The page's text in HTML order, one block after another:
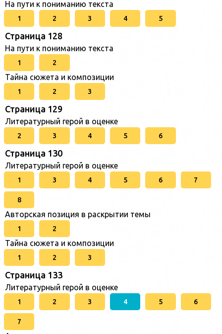
На пути к пониманию текста
1 2 3 4 5
Страница 128
На пути к пониманию текста
1 2
Тайна сюжета и композиции
1 2 3
Страница 129
Литературный герой в оценке
2 3 4 5 6
Страница 130
Литературный герой в оценке
1 3 4 5 6 7
8
Авторская позиция в раскрытии темы
1 2
Тайна сюжета и композиции
1 2 3
Страница 133
Литературный герой в оценке
1 2 3 4 5 6
7